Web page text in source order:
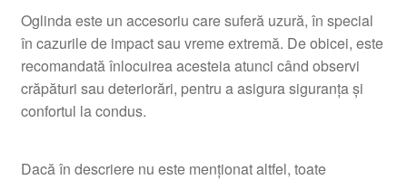
Oglinda este un accesoriu care suferă uzură, în special
în cazurile de impact sau vreme extremă. De obicei, este
recomandată înlocuirea acesteia atunci când observi
crăpături sau deteriorări, pentru a asigura siguranța și
confortul la condus.
Dacă în descriere nu este menționat altfel, toate